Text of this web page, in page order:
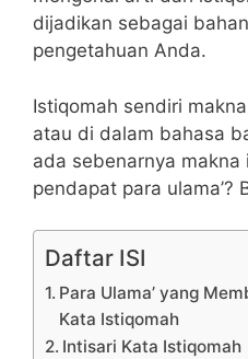
dijadikan sebagai
pengetahuan Anda.
Istiqomah sendiri
atau di dalam bahasa
ada sebenarnya
pendapat para ulama’?
Daftar ISI
Para Ulama’ yang
Kata Istiqomah
Intisari Kata Istiqomah